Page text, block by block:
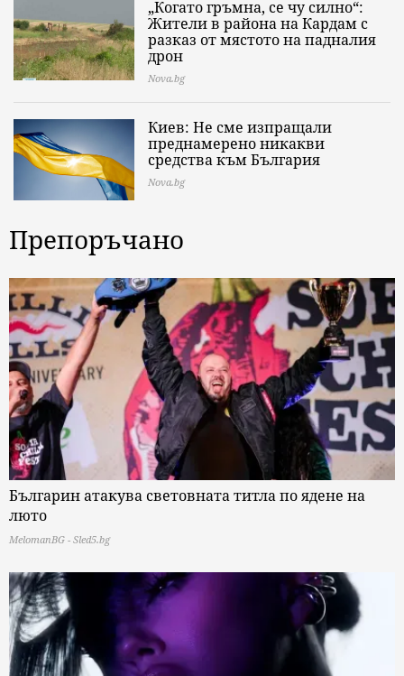
„Когато гръмна, се чу силно“:
Жители в района на Кардам с
разказ от мястото на падналия
дрон
Nova.bg
Киев: Не сме изпращали
преднамерено никакви
средства към България
Nova.bg
Препоръчано
Българин атакува световната титла по ядене на
люто
MelomanBG - Sled5.bg